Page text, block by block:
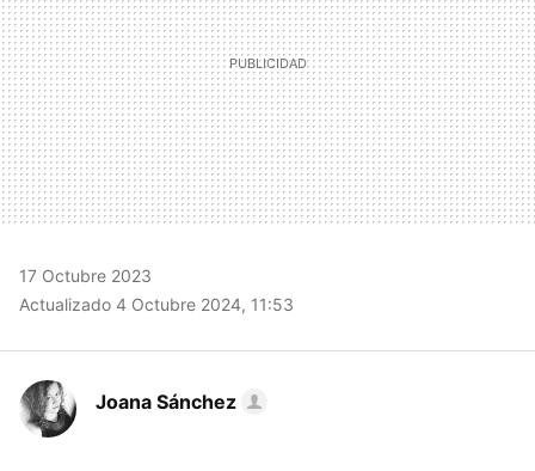
17 Octubre 2023
Actualizado 4 Octubre 2024, 11:53
Joana Sánchez